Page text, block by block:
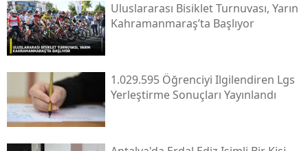
Uluslararası Bisiklet Turnuvası, Yarın
Kahramanmaraş’ta Başlıyor
1.029.595 Öğrenciyi Ilgilendiren Lgs
Yerleştirme Sonuçları Yayınlandı